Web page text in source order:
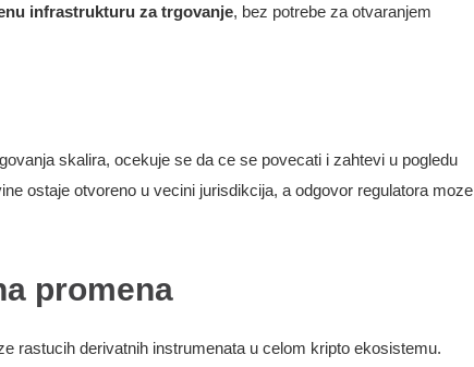
infrastrukturu za trgovanje, bez potrebe za otvaranjem
skalira, ocekuje se da ce se povecati i zahtevi u pogledu
ostaje otvoreno u vecini jurisdikcija, a odgovor regulatora moze
promena
rastucih derivatnih instrumenata u celom kripto ekosistemu.